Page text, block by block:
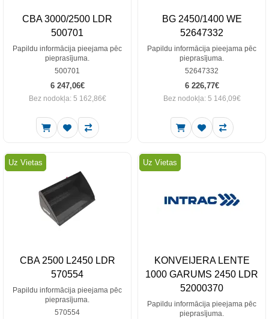
CBA 3000/2500 LDR
500701
Papildu informācija pieejama pēc
pieprasījuma.
500701
6 247,06€
Bez nodokļa: 5 162,86€
BG 2450/1400 WE
52647332
Papildu informācija pieejama pēc
pieprasījuma.
52647332
6 226,77€
Bez nodokļa: 5 146,09€
Uz Vietas
CBA 2500 L2450 LDR
570554
Papildu informācija pieejama pēc
pieprasījuma.
570554
Uz Vietas
KONVEIJERA LENTE
1000 GARUMS 2450 LDR
52000370
Papildu informācija pieejama pēc
pieprasījuma.